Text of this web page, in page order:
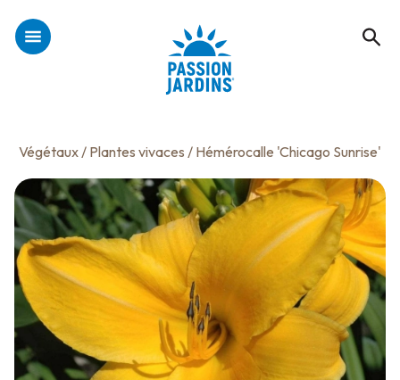
Végétaux/ Plantes vivaces / Hémérocalle 'Chicago Sunrise'